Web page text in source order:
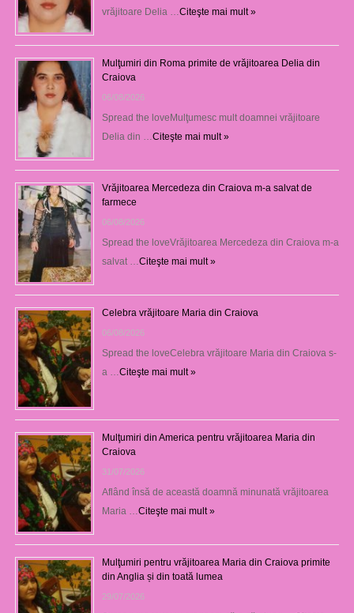
vrăjitoare Delia …Citeşte mai mult »
Mulţumiri din Roma primite de vrăjitoarea Delia din
Craiova
06/08/2026
Spread the loveMulţumesc mult doamnei vrăjitoare
Delia din …Citeşte mai mult »
Vrăjitoarea Mercedeza din Craiova m-a salvat de
farmece
06/08/2026
Spread the loveVrăjitoarea Mercedeza din Craiova m-a
salvat …Citeşte mai mult »
Celebra vrăjitoare Maria din Craiova
06/08/2026
Spread the loveCelebra vrăjitoare Maria din Craiova s-
a …Citeşte mai mult »
Mulţumiri din America pentru vrăjitoarea Maria din
Craiova
31/07/2026
Aflând însă de această doamnă minunată vrăjitoarea
Maria …Citeşte mai mult »
Mulţumiri pentru vrăjitoarea Maria din Craiova primite
din Anglia și din toată lumea
29/07/2026